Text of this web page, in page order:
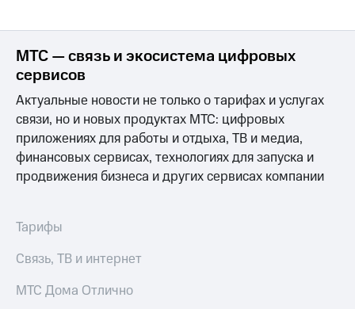
Информация
Документы
ПАО
Собрания
акционеров
Личный
кабинет
акционера
Акционерный
Рынок
МТС — связь и экосистема цифровых
сервисов
Актуальные новости не только о тарифах и услугах
связи, но и новых продуктах МТС: цифровых
приложениях для работы и отдыха, ТВ и медиа,
финансовых сервисах, технологиях для запуска и
продвижения бизнеса и других сервисах компании
Тарифы
Связь, ТВ и интернет
МТС Дома Отлично